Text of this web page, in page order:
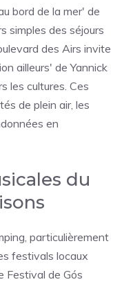
bord de la mer' de
simples des séjours
des Airs invite
ailleurs' de Yannick
les cultures. Ces
de plein air, les
en
du
particulièrement
festivals locaux
Festival de Gós